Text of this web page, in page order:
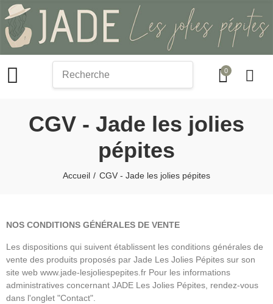
0
CGV - Jade les jolies
pépites
Accueil CGV - Jade les jolies pépites
NOS CONDITIONS GÉNÉRALES DE VENTE
Les dispositions qui suivent établissent les conditions générales de
vente des produits proposés par Jade Les Jolies Pépites sur son
site web www.jade-lesjoliespepites.fr Pour les informations
administratives concernant JADE Les Jolies Pépites, rendez-vous
dans l'onglet "Contact".